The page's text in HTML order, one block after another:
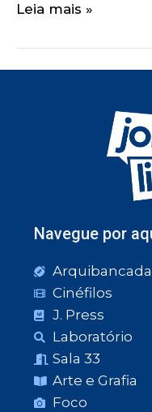
Leia mais »
Navegue por
Arquibancada
Cinéfilos
J. Press
Laboratório
Sala 33
Arte e Grafia
Foco